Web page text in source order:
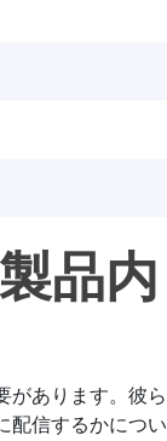
品内
があります。彼ら
配信するかについ